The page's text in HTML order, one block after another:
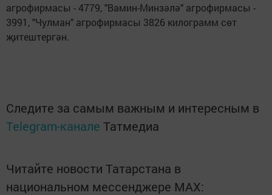
агрофирмасы - 4779, "Вамин-Минзәлә" агрофирмасы -
3991, "Чулман" агрофирмасы 3826 килограмм сөт
җитештергән.
Следите за самым важным и интересным в
Telegram-канале Татмедиа
Читайте новости Татарстана в
национальном мессенджере MАХ: